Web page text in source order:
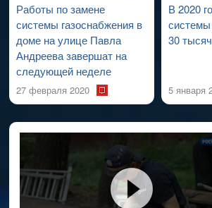
Работы по замене
системы газоснабжения в
доме на улице Павла
Андреева завершат на
следующей неделе
27 февраля 2020
В 2020
системы
30
5 января